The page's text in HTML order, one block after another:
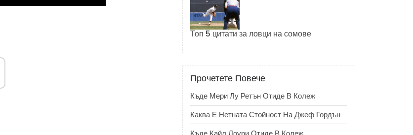
Топ 5 цитати за ловци на сомове
Прочетете Повече
Къде Мери Лу Ретън Отиде В Колеж
Каква Е Нетната Стойност На Джеф Гордън